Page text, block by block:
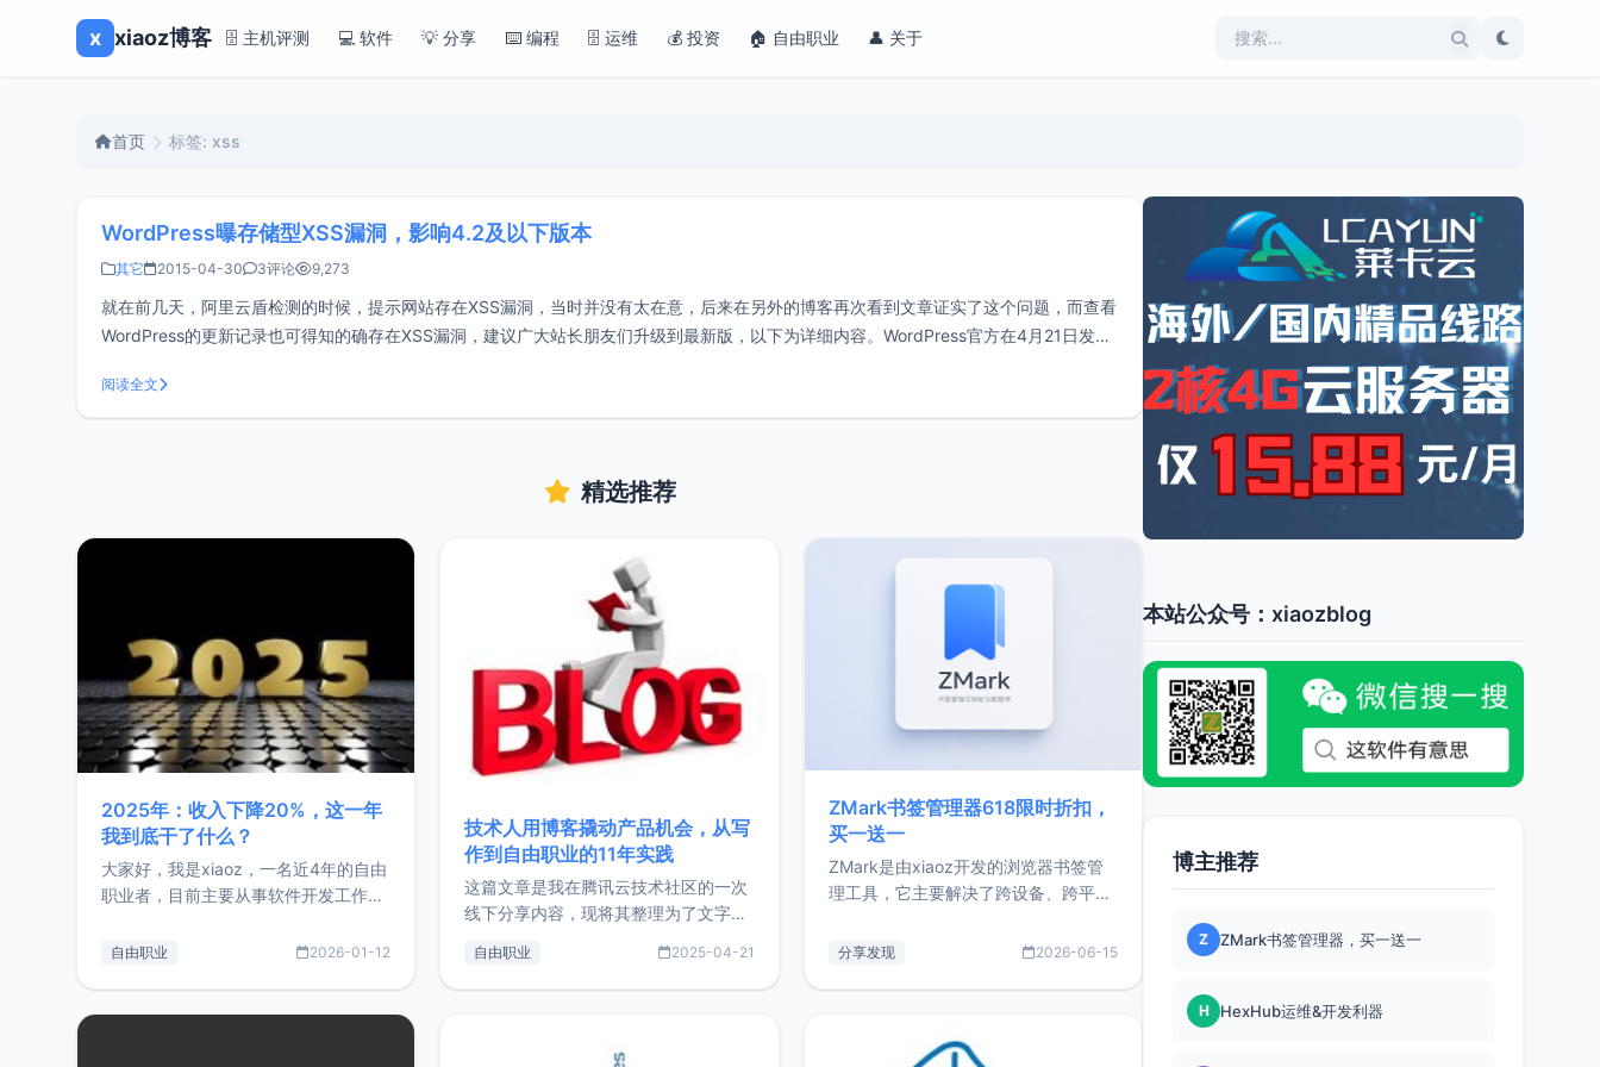
x xiaoz博客 🗄️ 主机评测 💻 软件 💡 分享 ⌨️ 编程 🗄️ 运维 💰 投资 🏠 自由职业 👤 关于
首页 标签: xss
WordPress曝存储型XSS漏洞，影响4.2及以下版本
其它 2015-04-30 3评论 9,273
就在前几天，阿里云盾检测的时候，提示网站存在XSS漏洞，当时并没有太在意，后来在另外的博客再次看到文章证实了这个问题，而查看
WordPress的更新记录也可得知的确存在XSS漏洞，建议广大站长朋友们升级到最新版，以下为详细内容。WordPress官方在4月21日发布
阅读全文
精选推荐
2025年：收入下降20%，这一年
我到底干了什么？
大家好，我是xiaoz，一名近4年的自由
职业者，目前主要从事软件开发工作。
的总结，内容主要包括：工作、学习、
自由职业 2026-01-12
技术人用博客撬动产品机会，从写
作到自由职业的11年实践
这篇文章是我在腾讯云技术社区的一次
线下分享内容，现将其整理为了文字
版，分享了写博客11年来的经历，以及
通过博客过渡到做产品和走向自由职业
的一个小故事。文中还首次公开了我的
自由职业 2025-04-21
ZMark书签管理器618限时折扣，
买一送一
ZMark是由xiaoz开发的浏览器书签管
理工具，它主要解决了跨设备、跨平
做到一处部署、随处访问。同时，它还
量级： 使用Bun + Hono.js
分享发现 2026-06-15
本站公众号：xiaozblog
博主推荐
Z ZMark书签管理器，买一送一
H HexHub运维&开发利器